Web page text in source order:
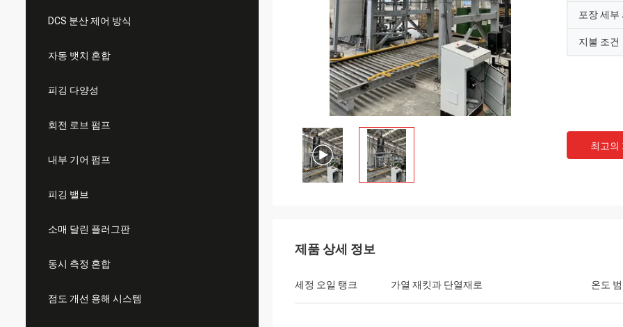
DCS 분산 제어 방식
자동 뱃치 혼합
피깅 다양성
회전 로브 펌프
내부 기어 펌프
피깅 밸브
소매 달린 플러그판
동시 측정 혼합
점도 개선 용해 시스템
포장 세부
지불 조건
최고의
제품 상세 정보
세정 오일 탱크 가열 재킷과 단열재로 온도